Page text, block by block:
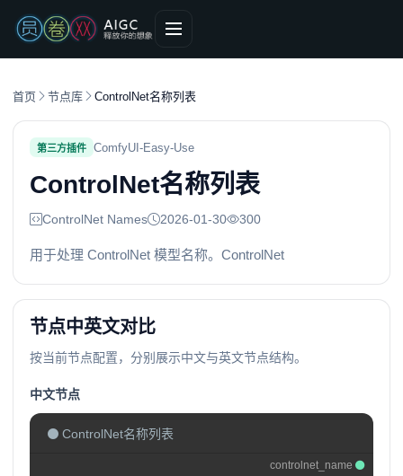
首页 节点库 ControlNet名称列表
第三方插件 ComfyUI-Easy-Use
ControlNet名称列表
ControlNet Names 2026-01-30 300
用于处理 ControlNet 模型名称。ControlNet
节点中英文对比
按当前节点配置，分别展示中文与英文节点结构。
中文节点
ControlNet名称列表
controlnet_name